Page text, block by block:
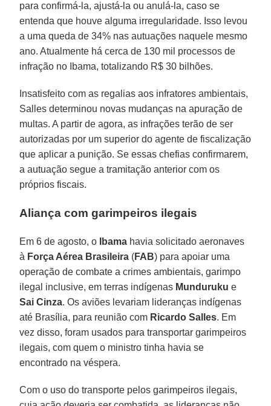
para confirmá-la, ajustá-la ou anulá-la, caso se
entenda que houve alguma irregularidade. Isso levou
a uma queda de 34% nas autuações naquele mesmo
ano. Atualmente há cerca de 130 mil processos de
infração no Ibama, totalizando R$ 30 bilhões.
Insatisfeito com as regalias aos infratores ambientais,
Salles determinou novas mudanças na apuração de
multas. A partir de agora, as infrações terão de ser
autorizadas por um superior do agente de fiscalização
que aplicar a punição. Se essas chefias confirmarem,
a autuação segue a tramitação anterior com os
próprios fiscais.
Aliança com garimpeiros ilegais
Em 6 de agosto, o Ibama havia solicitado aeronaves
à Força Aérea Brasileira (FAB) para apoiar uma
operação de combate a crimes ambientais, garimpo
ilegal inclusive, em terras indígenas Munduruku e
Sai Cinza. Os aviões levariam lideranças indígenas
até Brasília, para reunião com Ricardo Salles. Em
vez disso, foram usados para transportar garimpeiros
ilegais, com quem o ministro tinha havia se
encontrado na véspera.
Com o uso do transporte pelos garimpeiros ilegais,